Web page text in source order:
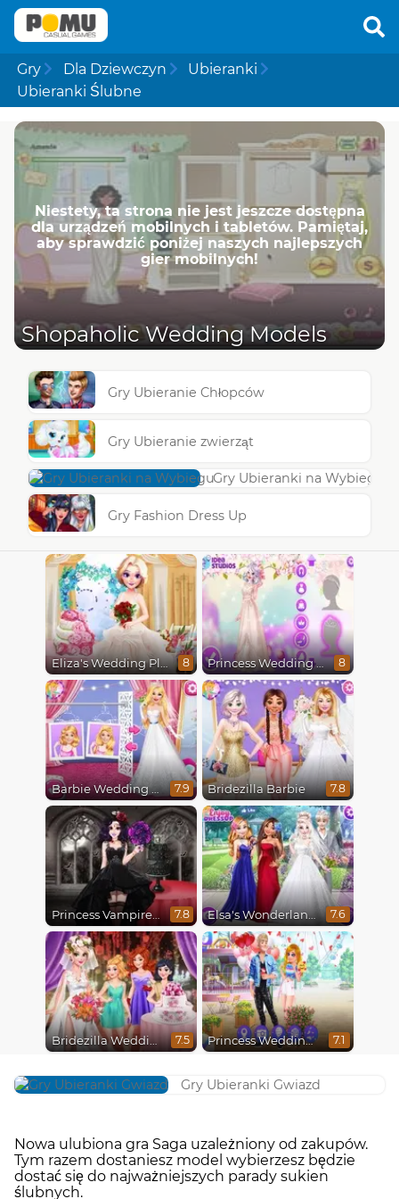
Gry Dla Dziewczyn
Ubieranki
Ubieranki Ślubne
Niestety, ta strona nie jest jeszcze dostępna
dla urządzeń mobilnych i tabletów. Pamiętaj,
aby sprawdzić poniżej naszych najlepszych
gier mobilnych!
Shopaholic Wedding Models
Gry Ubieranie Chłopców
Gry Ubieranie zwierząt
Gry Ubieranki na Wybiegu
Gry Fashion Dress Up
Eliza's Wedding Planner 8 Princess Wedding Transformation 8
Barbie Wedding Fun 7.9 Bridezilla Barbie 7.8
Princess Vampire Wedding Makeover 7.8 Elsa's Wonderland Wedding 7.6
Bridezilla Wedding Makeover 7.5 Princess Wedding Drama 7.1
Gry Ubieranki Gwiazd
Nowa ulubiona gra Saga uzależniony od zakupów.
Tym razem dostaniesz model wybierzesz będzie
dostać się do najważniejszych parady sukien
ślubnych.